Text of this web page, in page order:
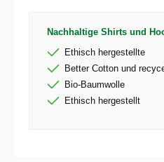
Nachhaltige Shirts und
Ethisch hergestellte
Better Cotton und
Bio-Baumwolle
Ethisch hergestellt